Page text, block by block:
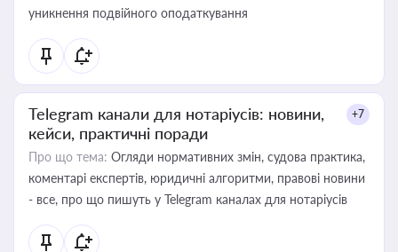
уникнення подвійного оподаткування
Telegram канали для нотаріусів: новини,
кейси, практичні поради
+7
Про що тема: Огляди нормативних змін, судова практика,
коментарі експертів, юридичні алгоритми, правові новини
- все, про що пишуть у Telegram каналах для нотаріусів